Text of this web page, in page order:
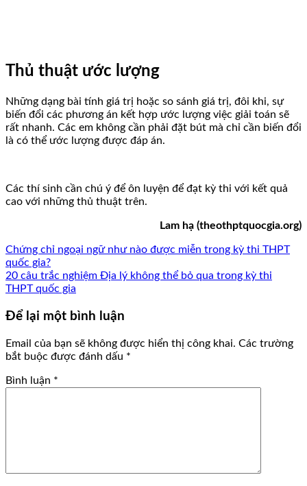
Thủ thuật ước lượng
Những dạng bài tính giá trị hoặc so sánh giá trị, đôi khi, sự
biến đổi các phương án kết hợp ước lượng việc giải toán sẽ
rất nhanh. Các em không cần phải đặt bút mà chỉ cần biến đổi
là có thể ước lượng được đáp án.
Các thí sinh cần chú ý để ôn luyện để đạt kỳ thi với kết quả
cao với những thủ thuật trên.
Lam hạ (theothptquocgia.org)
Chứng chỉ ngoại ngữ như nào được miễn trong kỳ thi THPT
quốc gia?
20 câu trắc nghiệm Địa lý không thể bỏ qua trong kỳ thi
THPT quốc gia
Để lại một bình luận
Email của bạn sẽ không được hiển thị công khai. Các trường
bắt buộc được đánh dấu *
Bình luận *